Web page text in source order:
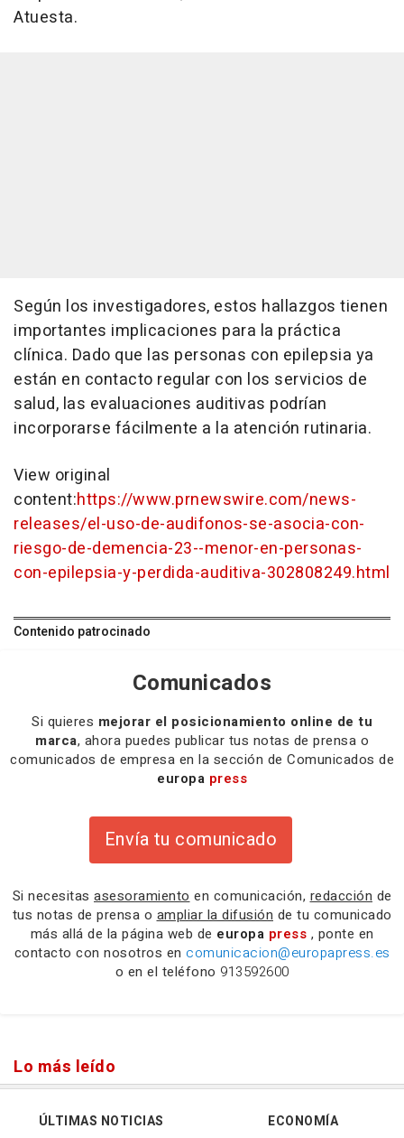
Atuesta.
Según los investigadores, estos hallazgos tienen
importantes implicaciones para la práctica
clínica. Dado que las personas con epilepsia ya
están en contacto regular con los servicios de
salud, las evaluaciones auditivas podrían
incorporarse fácilmente a la atención rutinaria.
View original
content:https://www.prnewswire.com/news-
releases/el-uso-de-audifonos-se-asocia-con-
riesgo-de-demencia-23--menor-en-personas-
con-epilepsia-y-perdida-auditiva-302808249.html
Contenido patrocinado
Comunicados
Si quieres mejorar el posicionamiento online de tu
marca, ahora puedes publicar tus notas de prensa o
comunicados de empresa en la sección de Comunicados de
europa press
Envía tu comunicado
Si necesitas asesoramiento en comunicación, redacción de
tus notas de prensa o ampliar la difusión de tu comunicado
más allá de la página web de europa press , ponte en
contacto con nosotros en comunicacion@europapress.es
o en el teléfono 913592600
Lo más leído
ÚLTIMAS NOTICIAS
ECONOMÍA